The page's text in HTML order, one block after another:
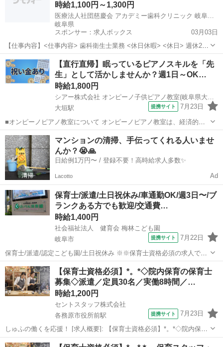
時給1,100円～1,300円
医療法人社団慈慶会 アカデミー歯科クリニック 岐阜本院
岐阜県
スポンサー：求人ボックス
03月03日
【仕事内容】<仕事内容> 歯科衛生士業務 <休日休暇> <休日> 週休2日
<休暇> 年末年始休暇6日、夏季休暇6日、GW暦通り <有給休暇> 法定
通り 非常勤の出勤日等については応相談 <その他> <社会保険> 歯科医
師国保、厚...
アルバイト・パート
【直行直帰】眠っているピアノスキルを「先
生」として活かしませんか？週1日～OK…
時給1,800円
シアー株式会社 オンピーノ子供ピアノ教室(岐阜県大垣市)
大垣駅
提携サイト 7月23日
■オンピーノピアノ教室について オンピーノピアノ教室は、経済的な
事情に左右されることなく、すべての子どもたちが平等に音楽を学べ
る場所をつくりたい!という想いから生まれました。 出張レッスンとい
う形を採用することで、 「近...
岐阜 大垣市 インストラクター
マンションの清掃、手伝ってくれる人いませ
んか？😭🙏
日給例1万円〜 / 登録不要！高時給求人多数✨
Lacotto Ad
保育士/派遣/土日祝休み/車通勤OK/週3日〜/ブ
ランクある方でも歓迎/交通費…
時給1,400円
社会福祉法人 健育会 梅林こども園
岐阜市
提携サイト 7月22日
保育士/派遣/認定こども園/土日祝休み ※※保育士資格必須の求人です
※※ ＿＿＿＿＿ お仕事内容 ‾‾‾‾‾ 保育補助のお仕事となります。 〇
危険が無いか見守る 〇おむつ替え・お昼寝の準備 〇帰宅のお手伝い
など ＿＿＿＿...
岐阜 岐阜市 保育士
【保育士資格必須】*。*◇院内保育の保育士
募集◇派遣／定員30名／実働8時間／…
時給1,200円
セントスタッフ株式会社
各務原市役所前駅
提携サイト 7月23日
しゅふの働くを応援！ [求人概要]: 【保育士資格必須】*。*◇院内保育
の保育士募集◇派遣／定員30名／実働8時間／無料P完備／中番帯／時
岐阜 岐阜市 各務原市役所前駅